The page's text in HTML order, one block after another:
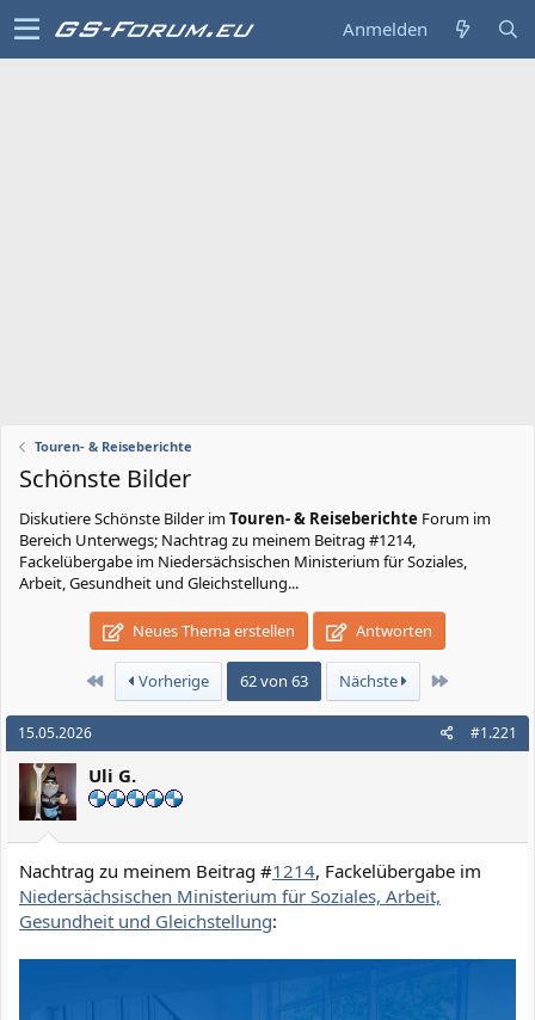
Anmelden
Touren- & Reiseberichte
Schönste Bilder
DiskutiereSchönste Bilder imTouren- & Reiseberichte Forum im
Bereich Unterwegs; Nachtrag zu meinem Beitrag #1214,
Fackelübergabe im Niedersächsischen Ministerium für Soziales,
Arbeit, Gesundheit und Gleichstellung...
Neues Thema erstellen Antworten
Erste Vorherige 62 von 63 Nächste Letzte
15.05.2026 #1.221
Uli G.
Nachtrag zu meinem Beitrag #1214, Fackelübergabe im
Niedersächsischen Ministerium für Soziales, Arbeit,
Gesundheit und Gleichstellung: